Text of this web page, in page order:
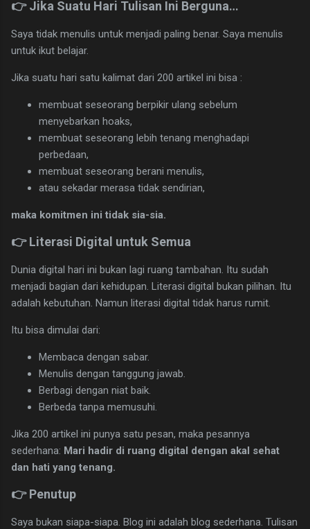
👉 Jika Suatu Hari Tulisan Ini Berguna…
Saya tidak menulis untuk menjadi paling benar. Saya menulis
untuk ikut belajar.
Jika suatu hari satu kalimat dari 200 artikel ini bisa :
membuat seseorang berpikir ulang sebelum
menyebarkan hoaks,
membuat seseorang lebih tenang menghadapi
perbedaan,
membuat seseorang berani menulis,
atau sekadar merasa tidak sendirian,
maka komitmen ini tidak sia-sia.
👉 Literasi Digital untuk Semua
Dunia digital hari ini bukan lagi ruang tambahan. Itu sudah
menjadi bagian dari kehidupan. Literasi digital bukan pilihan. Itu
adalah kebutuhan. Namun literasi digital tidak harus rumit.
Itu bisa dimulai dari:
Membaca dengan sabar.
Menulis dengan tanggung jawab.
Berbagi dengan niat baik.
Berbeda tanpa memusuhi.
Jika 200 artikel ini punya satu pesan, maka pesannya
sederhana: Mari hadir di ruang digital dengan akal sehat
dan hati yang tenang.
👉 Penutup
Saya bukan siapa-siapa. Blog ini adalah blog sederhana. Tulisan